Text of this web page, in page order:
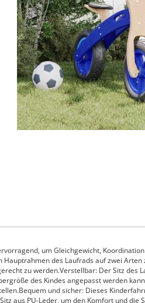
um Gleichgewicht,
Hauptrahmen des Laufrads auf zwei
zu werden.Verstellbar: Der Sitz des
des Kindes angepasst werden
und sicher: Dieses
aus PU-Leder, um den Komfort und die